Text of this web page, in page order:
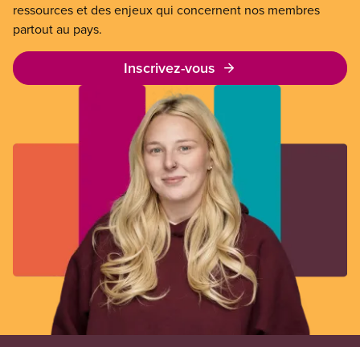
ressources et des enjeux qui concernent nos membres
partout au pays.
Inscrivez-vous